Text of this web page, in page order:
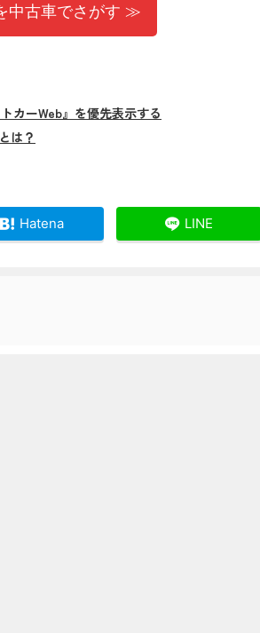
中古車でさがす ≫
カーWeb』を優先表示する
は？
Hatena LINE